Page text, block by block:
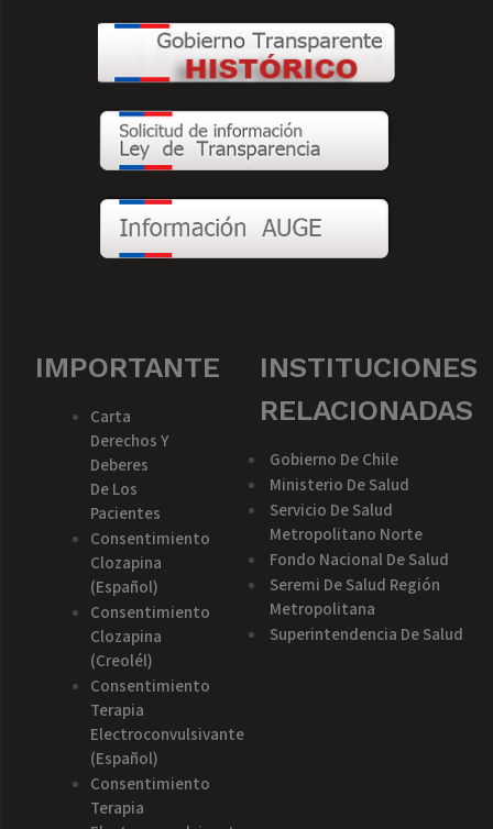
IMPORTANTE
Carta
Derechos Y
Deberes
De Los
Pacientes
Consentimiento
Clozapina
(español)
Consentimiento
Clozapina
(creolél)
Consentimiento
Terapia
Electroconvulsivante
(español)
Consentimiento
Terapia
INSTITUCIONES
RELACIONADAS
Gobierno De Chile
Ministerio De Salud
Servicio De Salud
Metropolitano Norte
Fondo Nacional De Salud
Seremi De Salud Región
Metropolitana
Superintendencia De Salud